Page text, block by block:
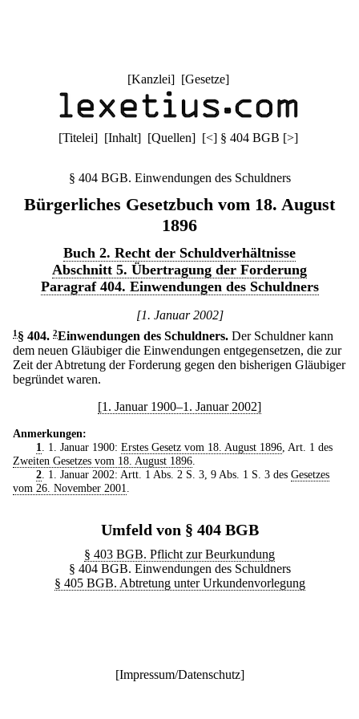
[Kanzlei] [Gesetze]
[Titelei] [Inhalt] [Quellen] [<] § 404 BGB [>]
§ 404 BGB. Einwendungen des Schuldners
Bürgerliches Gesetzbuch vom 18. August
1896
Buch 2. Recht der Schuldverhältnisse
Abschnitt 5. Übertragung der Forderung
Paragraf 404. Einwendungen des Schuldners
[1. Januar 2002]
1 § 404. 2Einwendungen des Schuldners. Der Schuldner kann
dem neuen Gläubiger die Einwendungen entgegensetzen, die zur
Zeit der Abtretung der Forderung gegen den bisherigen Gläubiger
begründet waren.
[1. Januar 1900–1. Januar 2002]
Anmerkungen:
1
. 1. Januar 1900: Erstes Gesetz vom 18. August 1896, Art. 1 des
Zweiten Gesetzes vom 18. August 1896
2. 1. Januar 2002: Artt. 1 Abs. 2 S. 3, 9 Abs. 1 S. 3 des Gesetzes
vom 26. November 2001
Umfeld von § 404 BGB
§ 403 BGB. Pflicht zur Beurkundung
§ 404 BGB. Einwendungen des Schuldners
§ 405 BGB. Abtretung unter Urkundenvorlegung
[Impressum/Datenschutz]